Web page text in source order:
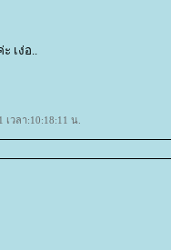
เง่อ..
วลา:10:18:11 น.